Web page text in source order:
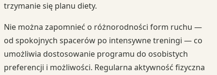
trzymanie się planu diety.
Nie można zapomnieć o różnorodności form ruchu —
od spokojnych spacerów po intensywne treningi — co
umożliwia dostosowanie programu do osobistych
preferencji i możliwości. Regularna aktywność fizyczna